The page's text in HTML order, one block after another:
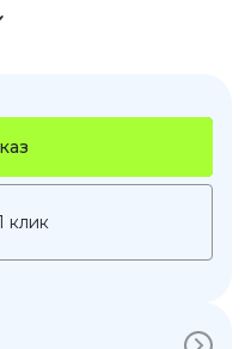
клик